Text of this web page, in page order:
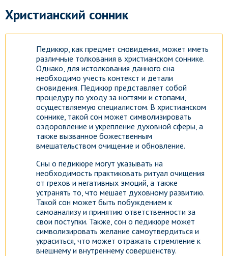
Христианский сонник
Педикюр, как предмет сновидения, может иметь
различные толкования в христианском соннике.
Однако, для истолкования данного сна
необходимо учесть контекст и детали
сновидения. Педикюр представляет собой
процедуру по уходу за ногтями и стопами,
осуществляемую специалистом. В христианском
соннике, такой сон может символизировать
оздоровление и укрепление духовной сферы, а
также вызванное божественным
вмешательством очищение и обновление.
Сны о педикюре могут указывать на
необходимость практиковать ритуал очищения
от грехов и негативных эмоций, а также
устранять то, что мешает духовному развитию.
Такой сон может быть побуждением к
самоанализу и принятию ответственности за
свои поступки. Также, сон о педикюре может
символизировать желание самоутвердиться и
украситься, что может отражать стремление к
внешнему и внутреннему совершенству.